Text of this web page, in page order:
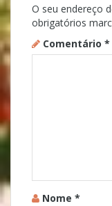
O seu endereço
obrigatórios
Comentário *
Nome *